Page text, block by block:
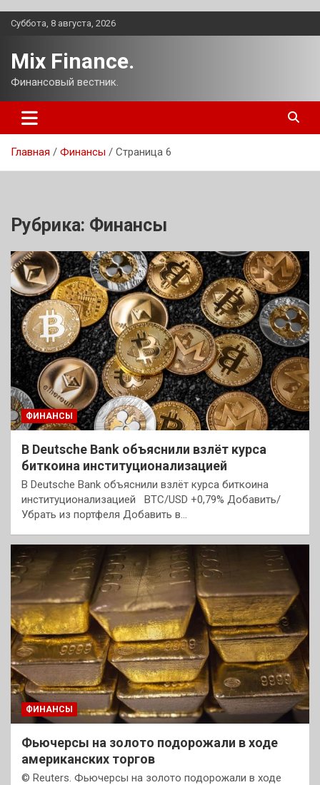
Перейти
Суббота, 8 августа, 2026
Mix Finance.
Финансовый вестник.
Главная Финансы Страница 6
Рубрика: Финансы
ФИНАНСЫ
В Deutsche Bank объяснили взлёт курса
биткоина институционализацией
В Deutsche Bank объяснили взлёт курса биткоина
институционализацией BTC/USD +0,79% Добавить/
Убрать из портфеля Добавить в…
ФИНАНСЫ
Фьючерсы на золото подорожали в ходе
американских торгов
© Reuters. Фьючерсы на золото подорожали в ходе